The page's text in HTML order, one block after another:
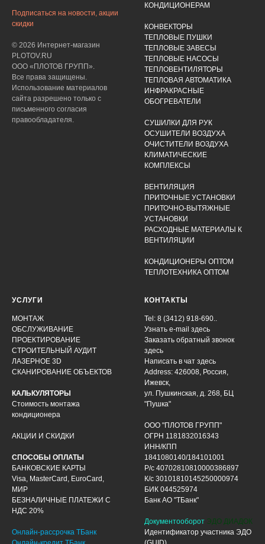
Подписаться на новости, акции
скидки
© 2026 Интернет-магазин
PLOTOV.RU
ООО «ПЛОТОВ ГРУПП».
Все права защищены.
Использование материалов
сайта разрешено только с
письменного согласия
правообладателя.
КОНДИЦИОНЕРАМ
КОНВЕКТОРЫ
ТЕПЛОВЫЕ ПУШКИ
ТЕПЛОВЫЕ ЗАВЕСЫ
ТЕПЛОВЫЕ НАСОСЫ
ТЕПЛОВЕНТИЛЯТОРЫ
ТЕПЛОВАЯ АВТОМАТИКА
ИНФРАКРАСНЫЕ
ОБОГРЕВАТЕЛИ
СУШИЛКИ ДЛЯ РУК
ОСУШИТЕЛИ ВОЗДУХА
ОЧИСТИТЕЛИ ВОЗДУХА
КЛИМАТИЧЕСКИЕ
КОМПЛЕКСЫ
ВЕНТИЛЯЦИЯ
ПРИТОЧНЫЕ УСТАНОВКИ
ПРИТОЧНО-ВЫТЯЖНЫЕ
УСТАНОВКИ
РАСХОДНЫЕ МАТЕРИАЛЫ К
ВЕНТИЛЯЦИИ
КОНДИЦИОНЕРЫ ОПТОМ
ТЕПЛОТЕХНИКА ОПТОМ
УСЛУГИ
МОНТАЖ
ОБСЛУЖИВАНИЕ
ПРОЕКТИРОВАНИЕ
СТРОИТЕЛЬНЫЙ АУДИТ
ЛАЗЕРНОЕ 3D
СКАНИРОВАНИЕ ОБЪЕКТОВ
КАЛЬКУЛЯТОРЫ
Стоимость монтажа
кондиционера
АКЦИИ И СКИДКИ
СПОСОБЫ ОПЛАТЫ
БАНКОВСКИЕ КАРТЫ
Visa, MasterCard, EuroCard,
МИР
БЕЗНАЛИЧНЫЕ ПЛАТЕЖИ С
НДС 20%
Онлайн-рассрочка ТБанк
КОНТАКТЫ
Tel: 8 (3412) 918-690..
Узнать e-mail здесь
Заказать обратный звонок
здесь
Написать в чат здесь
Address: 426008, Россия,
Ижевск,
ул. Пушкинская, д. 268, БЦ
"Пушка"
ООО "ПЛОТОВ ГРУПП"
ОГРН 1181832016343
ИНН/КПП
1841080140/184101001
Р/с 40702810810000386897
К/с 30101810145250000974
БИК 044525974
Банк АО "ТБанк"
Документооборот ЭДО ДИАДОК
Идентификатор участника ЭДО